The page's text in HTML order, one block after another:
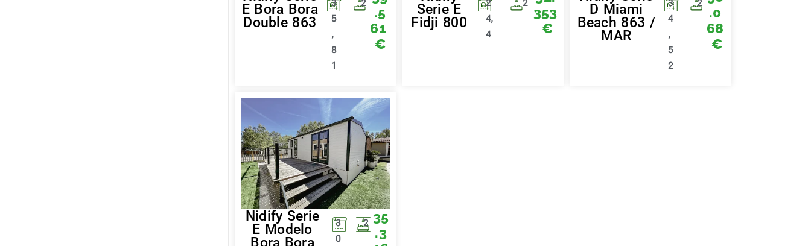
E Bora Bora
Double 863
3
5
,
8
1
2
.5
61
€
Serie E
Fidji 800
2
4,
4
2
353
€
D Miami
Beach 863 /
MAR
3
4
,
5
2
2
.0
68
€
Nidify Serie
E Modelo
Bora Bora
3
0
2 35
.3